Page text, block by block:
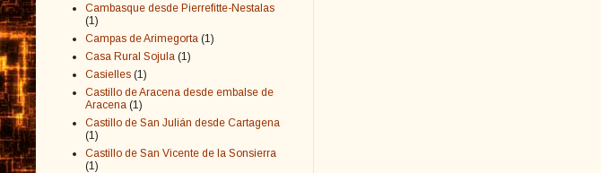
Cambasque desde Pierrefitte-Nestalas
(1)
Campas de Arimegorta (1)
Casa Rural Sojula (1)
Casielles (1)
Castillo de Aracena desde embalse de
Aracena (1)
Castillo de San Julián desde Cartagena
(1)
Castillo de San Vicente de la Sonsierra
(1)